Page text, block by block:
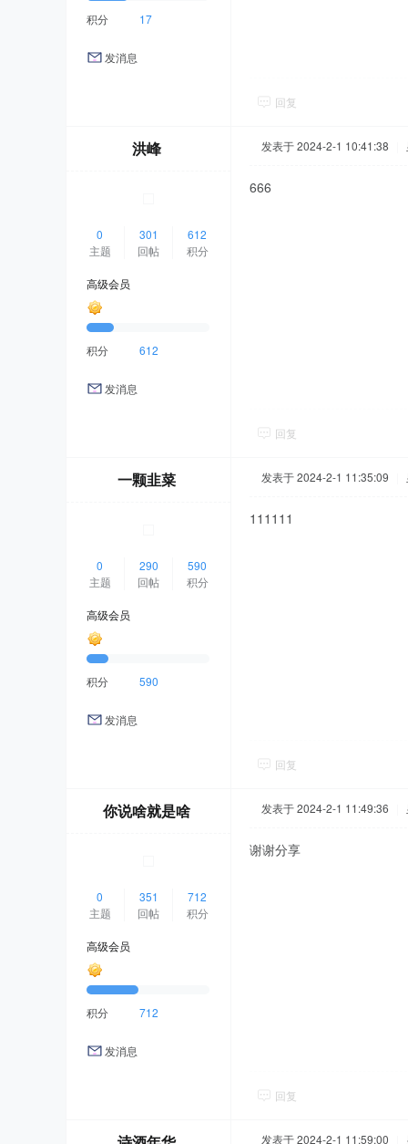
积分 17
发消息
回复
洪峰
0
主题
301
回帖
612
积分
高级会员
积分 612
发消息
发表于 2024-2-1 10:41:38
666
回复
一颗韭菜
0
主题
290
回帖
590
积分
高级会员
积分 590
发消息
发表于 2024-2-1 11:35:09
111111
回复
你说啥就是啥
0
主题
351
回帖
712
积分
高级会员
积分 712
发消息
发表于 2024-2-1 11:49:36
谢谢分享
回复
发表于 2024-2-1 11:59:00